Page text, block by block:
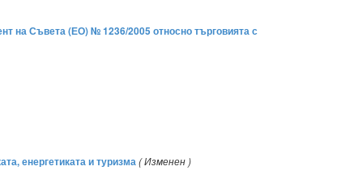
на Съвета (ЕО) № 1236/2005 относно търговията с
енергетиката и туризма( Изменен )